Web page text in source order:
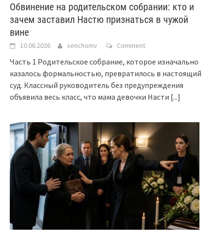
Обвинение на родительском собрании: кто и
зачем заставил Настю признаться в чужой
вине
10.06.2026 senchomv Comment
Часть 1 Родительское собрание, которое изначально
казалось формальностью, превратилось в настоящий
суд. Классный руководитель без предупреждения
объявила весь класс, что мама девочки Насти [...]